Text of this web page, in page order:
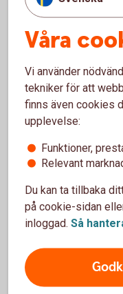
Vad betyder ERP?
affärssystem. Det är
som hjälper företag
som ekonomi, HR,
många former – från
avancerade system
När vi pratar om ERP-
system där en
exempel lönesystem,
redovisnings- och
Bankintegration
Våra
Vi använder
tekniker för att
finns även cookies
upplevelse:
Funktioner,
Relevant
Du kan ta tillbaka
på cookie-sidan
inloggad. Så